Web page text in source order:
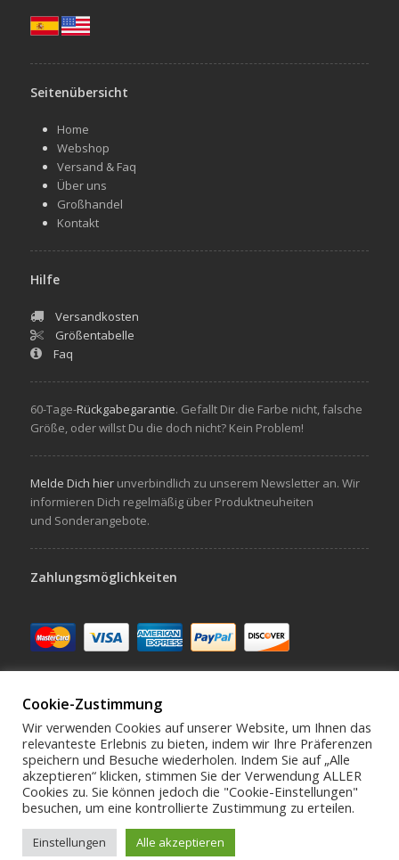
Seitenübersicht
Home
Webshop
Versand & Faq
Über uns
Großhandel
Kontakt
Hilfe
Versandkosten
Größentabelle
Faq
60-Tage-Rückgabegarantie. Gefallt Dir die Farbe nicht, falsche
Größe, oder willst Du die doch nicht? Kein Problem!
Melde Dich hierunverbindlich zu unserem Newsletter an. Wir
informieren Dich regelmäßig über Produktneuheiten
und Sonderangebote.
Zahlungsmöglichkeiten
Schreibe uns hello@virivee.de
Allgemeine Geschäftsbedingungen (AGB)
Umtausch (Wiederruf)
Datenschutzerklärung
Cookie-Zustimmung
Wir verwenden Cookies auf unserer Website, um Ihnen das
relevanteste Erlebnis zu bieten, indem wir Ihre Präferenzen
speichern und Besuche wiederholen. Indem Sie auf „Alle
akzeptieren“ klicken, stimmen Sie der Verwendung ALLER
Cookies zu. Sie können jedoch die "Cookie-Einstellungen"
besuchen, um eine kontrollierte Zustimmung zu erteilen.
Einstellungen Alle akzeptieren